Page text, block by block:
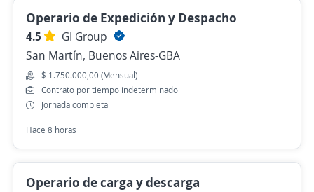
Operario de Expedición y Despacho
4.5
GI Group
San Martín, Buenos Aires-GBA
$ 1.750.000,00 (Mensual)
Contrato por tiempo indeterminado
Jornada completa
Hace 8 horas
Operario de carga y descarga